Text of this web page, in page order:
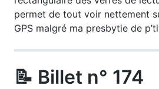
permet de tout voir nettement
GPS malgré ma presbytie de
📝 Billet n° 174